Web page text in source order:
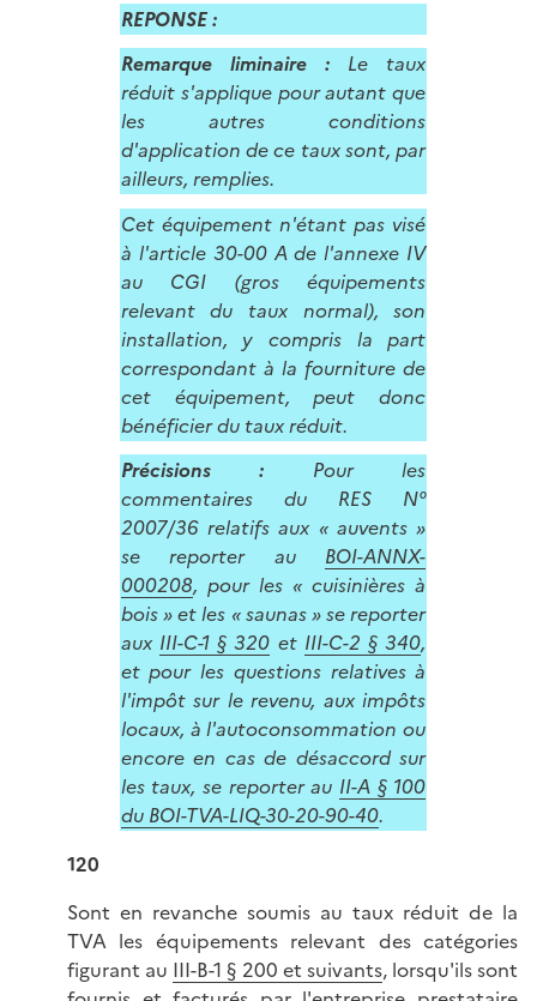
REPONSE :
Remarque liminaire : Le taux
réduit s'applique pour autant que
les autres conditions
d'application de ce taux sont, par
ailleurs, remplies.
Cet équipement n'étant pas visé
à l'article 30-00 A de l'annexe IV
au CGI (gros équipements
relevant du taux normal), son
installation, y compris la part
correspondant à la fourniture de
cet équipement, peut donc
bénéficier du taux réduit.
Précisions : Pour les
commentaires du RES N°
2007/36 relatifs aux « auvents »
se reporter au BOI-ANNX-
000208, pour les « cuisinières à
bois » et les « saunas » se reporter
aux III-C-1 § 320 et III-C-2 § 340,
et pour les questions relatives à
l'impôt sur le revenu, aux impôts
locaux, à l'autoconsommation ou
encore en cas de désaccord sur
les taux, se reporter au II-A § 100
du BOI-TVA-LIQ-30-20-90-40.
120
Sont en revanche soumis au taux réduit de la
TVA les équipements relevant des catégories
figurant au III-B-1 § 200 et suivants, lorsqu'ils sont